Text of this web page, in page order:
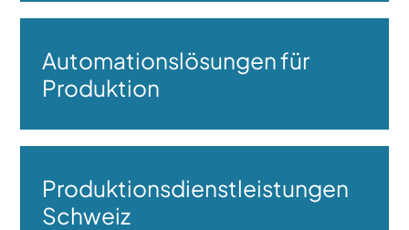
Automationslösungen für
Produktion
Produktionsdienstleistungen
Schweiz